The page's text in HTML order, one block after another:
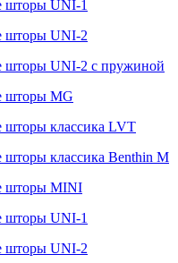
шторы UNI-1
шторы UNI-2
шторы UNI-2 с пружиной
шторы MG
шторы классика LVT
шторы классика Benthin M
шторы MINI
шторы UNI-1
шторы UNI-2